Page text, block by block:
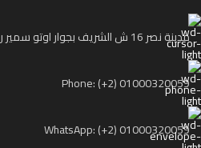
مدينة نصر 16 ش الشريف بجوار اوتو سمير ريان الاوتوستراد
Phone: (+2) 01000320059
WhatsApp: (+2) 01000320059